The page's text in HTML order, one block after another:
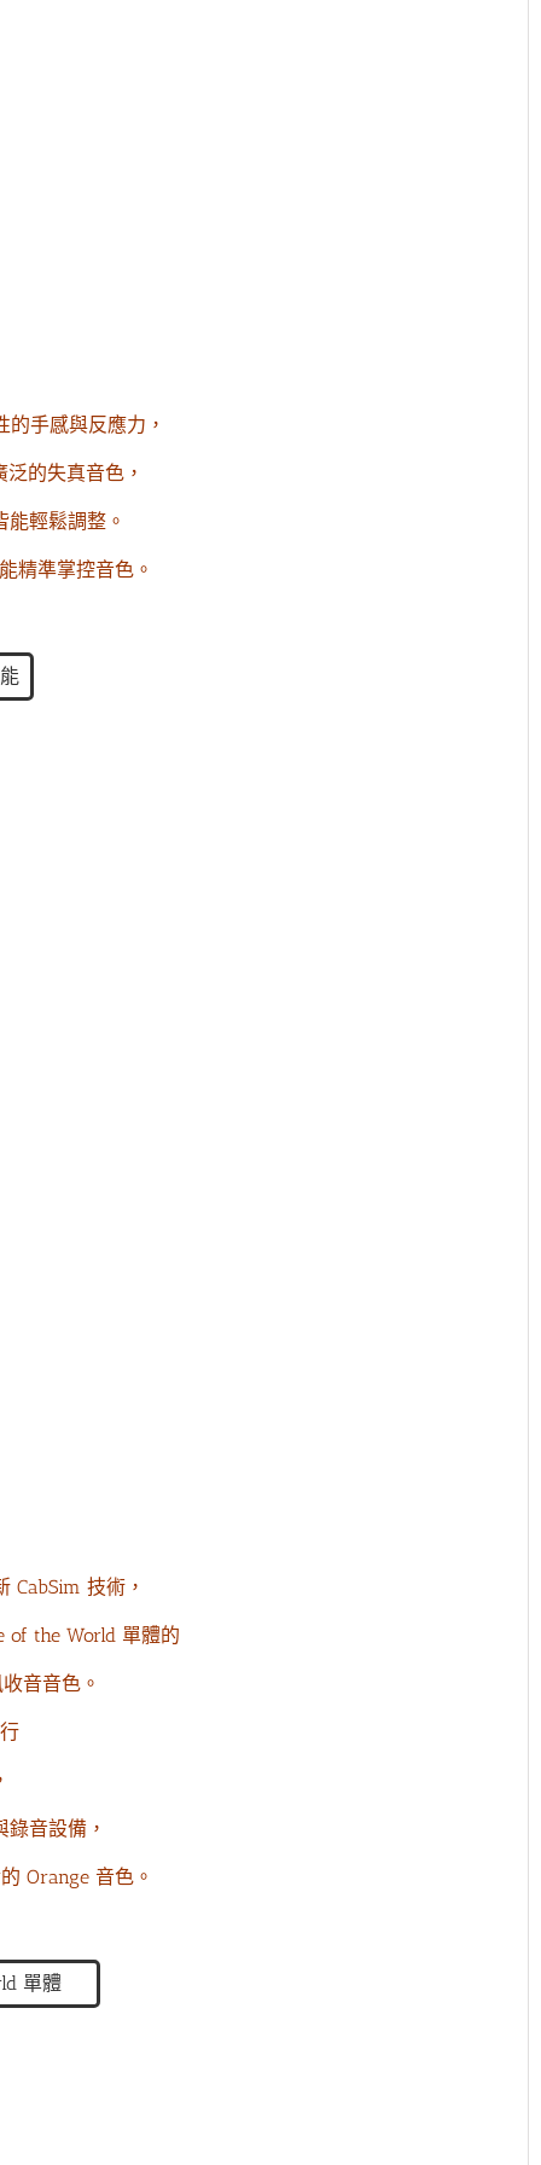
的手感與反應力，
的失真音色，
輕鬆調整。
精準掌控音色。
CabSim 技術，
of the World 單體的
音音色。
音設備，
Orange 音色。
單體
第一次買樂器可以感受到老闆的專業跟真